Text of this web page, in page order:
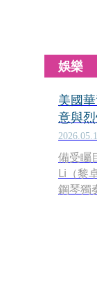
娛樂
美國
意與
備受矚
Li（黎
鋼琴獨